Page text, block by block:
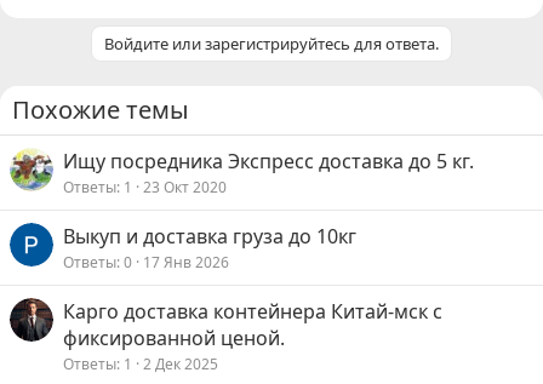
Войдите или зарегистрируйтесь для ответа.
Похожие темы
Ищу посредника Экспресс доставка до 5 кг.
Ответы 1 23 Окт 2020
Выкуп и доставка груза до 10кг
Ответы 0 17 Янв 2026
Карго доставка контейнера Китай-мск с
фиксированной ценой.
Ответы 1 2 Дек 2025